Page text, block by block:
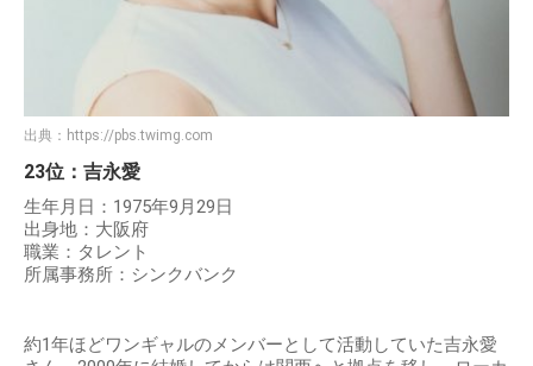
出典： https://pbs.twimg.com
23位：吉永愛
生年月日：1975年9月29日
出身地：大阪府
職業：タレント
所属事務所：シンクバンク
約1年ほどワンギャルのメンバーとして活動していた吉永愛